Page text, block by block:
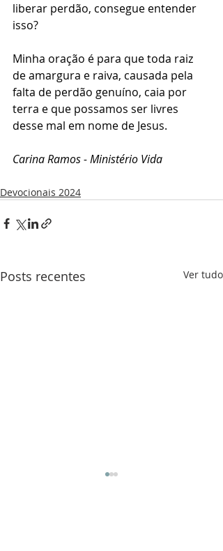
liberar perdão, consegue entender
isso?
Minha oração é para que toda raiz
de amargura e raiva, causada pela
falta de perdão genuíno, caia por
terra e que possamos ser livres
desse mal em nome de Jesus.
Carina Ramos - Ministério Vida
Devocionais 2024
Posts recentes Ver tudo